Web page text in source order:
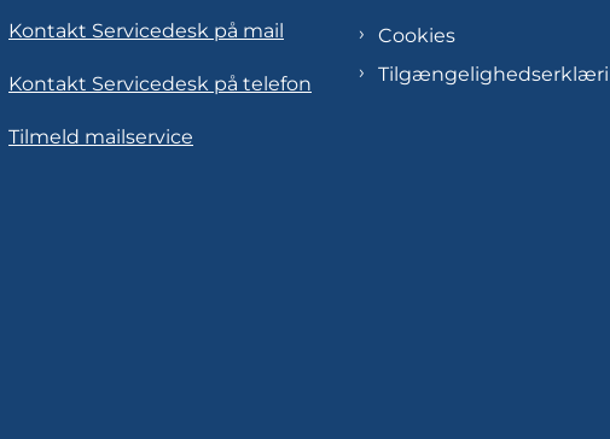
Kontakt Servicedesk på mail
Kontakt Servicedesk på telefon
Tilmeld mailservice
Cookies